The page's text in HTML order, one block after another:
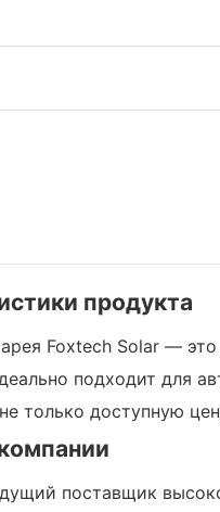
продукта
Foxtech Solar —
подходит для
только доступную
поставщик